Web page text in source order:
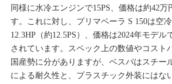
同様に水冷エンジンで15PS、価格は約42万
す。これに対し、プリマベーラ S 150は空
12.3HP（約12.5PS）、価格は2024年モデル
されています。スペック上の数値やコスト
国産勢に分がありますが、ベスパはスチー
による耐久性と、プラスチック外装にはな